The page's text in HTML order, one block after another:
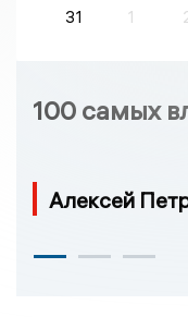
31
1
100 самых
Алексей